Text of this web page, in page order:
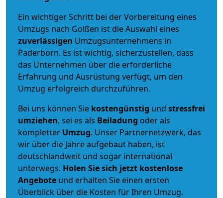
Ein wichtiger Schritt bei der Vorbereitung eines
Umzugs nach Golßen ist die Auswahl eines
zuverlässigen Umzugsunternehmens in
Paderborn. Es ist wichtig, sicherzustellen, dass
das Unternehmen über die erforderliche
Erfahrung und Ausrüstung verfügt, um den
Umzug erfolgreich durchzuführen.
Bei uns können Sie kostengünstig und stressfrei
umziehen, sei es als Beiladung oder als
kompletter Umzug. Unser Partnernetzwerk, das
wir über die Jahre aufgebaut haben, ist
deutschlandweit und sogar international
unterwegs. Holen Sie sich jetzt kostenlose
Angebote und erhalten Sie einen ersten
Überblick über die Kosten für Ihren Umzug.